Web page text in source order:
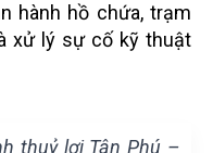
hành hồ chứa, trạm
xử lý sự cố kỹ thuật
thuỷ lợi Tân Phú –